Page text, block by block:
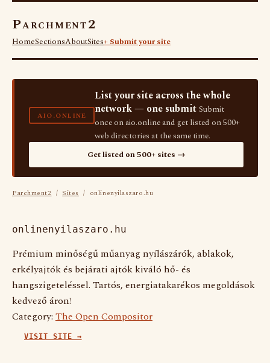
Parchment2
HomeSectionsAboutSites+ Submit your site
AIO.ONLINE
List your site across the whole
network — one submit Submit
once on aio.online and get listed on 500+
web directories at the same time.
Get listed on 500+ sites →
Parchment2 / Sites / onlinenyilaszaro.hu
onlinenyilaszaro.hu
Prémium minőségű műanyag nyílászárók, ablakok,
erkélyajtók és bejárati ajtók kiváló hő- és
hangszigeteléssel. Tartós, energiatakarékos megoldások
kedvező áron!
Category: The Open Compositor
VISIT SITE →